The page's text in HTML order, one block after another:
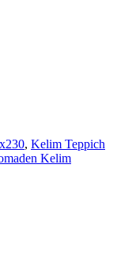
, Kelim Teppich
Kelim